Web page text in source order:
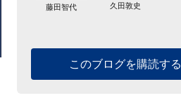
藤田智代 久田敦史
このブログを購読する